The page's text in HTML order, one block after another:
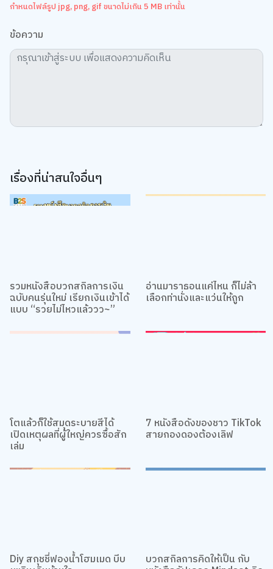
ข้อความ
เรื่องที่น่าสนใจอื่นๆ
รวมหนังสือบวกสกิลการเงิน
ฉบับคนรุ่นใหม่ เรียกเงินเข้าได้
แบบ “รวยไม่ไหวแล้ววว~”
อ่านมาราธอนแค่ไหน ก็ไม่ล้า
เลือกท่านั่งและแว่นให้ถูก
โตแล้วก็ใช้สมุดระบายสีได้
เปิดเหตุผลที่ผู้ใหญ่ควรซื้อสัก
เล่ม
7 หนังสือดังของชาว TikTok
สายกองดองต้องเลิฟ
Diy สกุชชี่ฟองน้ำโฮมเมด บีบ
เพลินเกินห้ามใจ
บวกสกิลการคิดให้เป็น กับ
หนังสืออัปเกรด Mindset คิด